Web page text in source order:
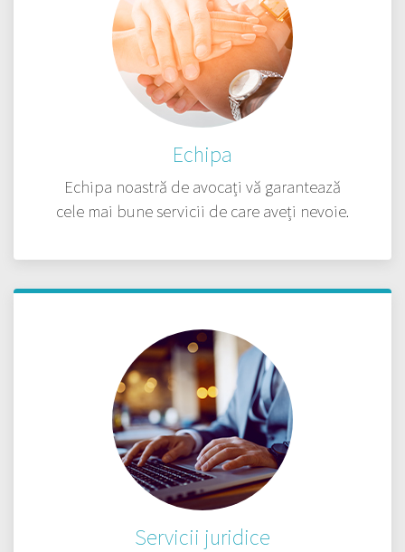
Echipa
Echipa noastră de avocați vă garantează
cele mai bune servicii de care aveți nevoie.
Servicii juridice